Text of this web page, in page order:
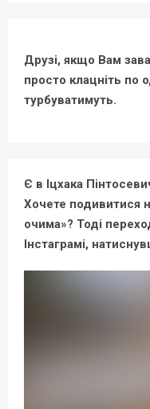
Друзі, якщо Вам
просто клацніть по
турбуватимуть.
Є в Іцхака
Хочете подивитися
очима»? Тоді
Інстаграмі,